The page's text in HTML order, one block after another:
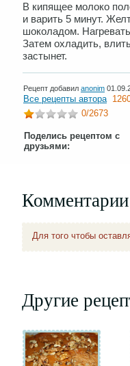
В кипящее молоко
и варить 5 минут.
шоколадом.
Затем охладить,
застынет.
Рецепт добавил anonim
Все рецепты автора
0/2673
Поделись рецептом с
друзьями:
Комментарии
Для того чтобы
Другие